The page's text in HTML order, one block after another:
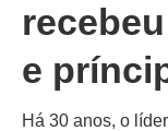
e
Há 30 anos, o